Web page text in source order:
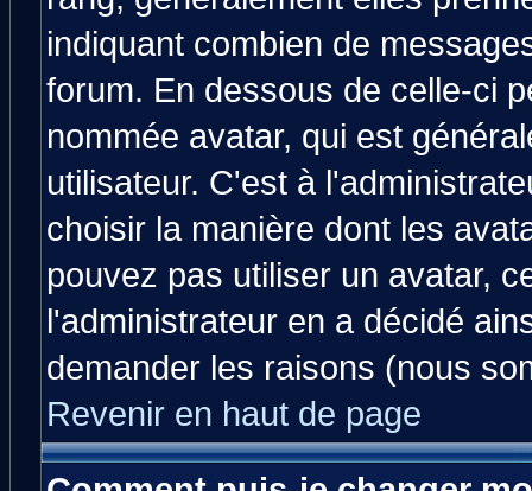
indiquant combien de
forum. En dessous de celle-ci
nommée avatar, qui est
utilisateur. C'est à
choisir la manière dont les
pouvez pas utiliser un avatar,
l'administrateur en a décidé
demander les raisons (nous
Revenir en haut de page